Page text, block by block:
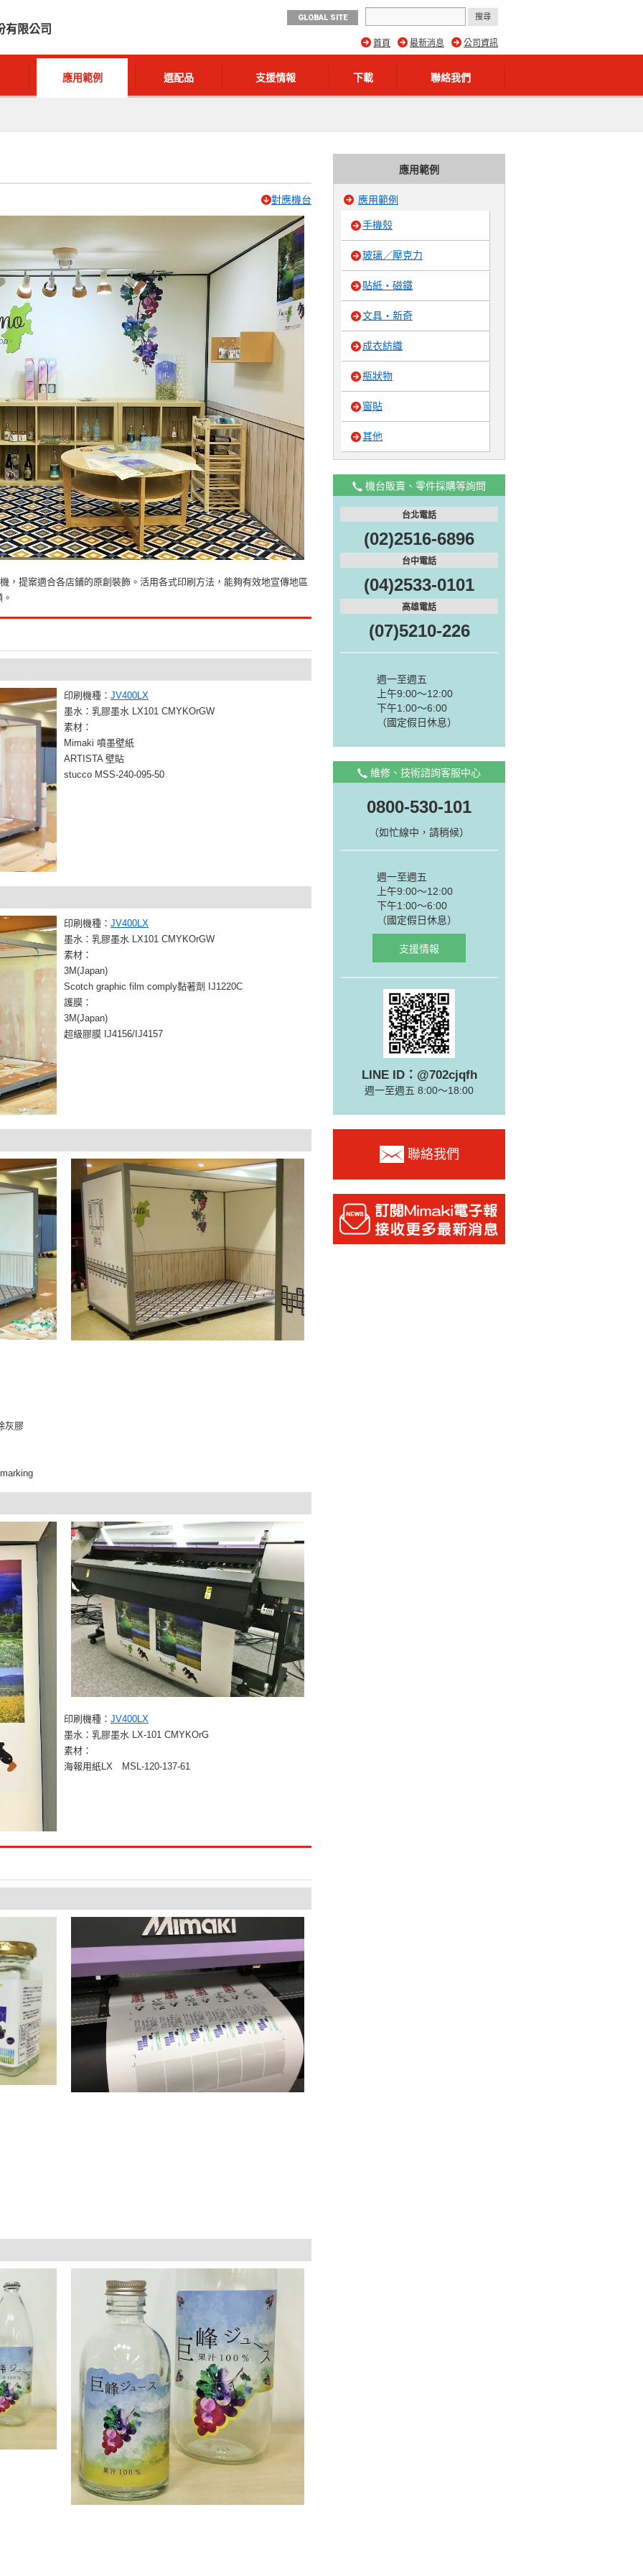
有限公司
GLOBAL SITE
公司資訊
最新消息
首頁
應用範例 選配品 支援情報 下載 聯絡我們
對應機台
，提案適合各店鋪的原創裝飾。活用各式印刷方法，能夠有效地宣傳地區
印刷機種： JV400LX
墨水：乳膠墨水 LX101 CMYKOrGW
素材：
Mimaki 噴墨壁紙
ARTISTA 壁貼
stucco MSS-240-095-50
印刷機種： JV400LX
墨水：乳膠墨水 LX101 CMYKOrGW
素材：
3M(Japan)
Scotch graphic film comply黏著劑 IJ1220C
護膜：
3M(Japan)
超級膠膜 IJ4156/IJ4157
灰膠
印刷機種： JV400LX
墨水：乳膠墨水 LX-101 CMYKOrG
素材：
海報用紙LX MSL-120-137-61
應用範例
應用範例
手機殼
玻璃／壓克力
貼紙・磁鐵
文具・新奇
成衣紡織
瓶狀物
窗貼
其他
機台販賣、零件採購等詢問
台北電話
(02)2516-6896
台中電話
(04)2533-0101
高雄電話
(07)5210-226
週一至週五
上午9:00～12:00
下午1:00～6:00
（國定假日休息）
維修、技術諮詢客服中心
0800-530-101
（如忙線中，請稍候）
週一至週五
上午9:00～12:00
下午1:00～6:00
（國定假日休息）
支援情報
LINE ID：@702cjqfh
週一至週五 8:00～18:00
聯絡我們